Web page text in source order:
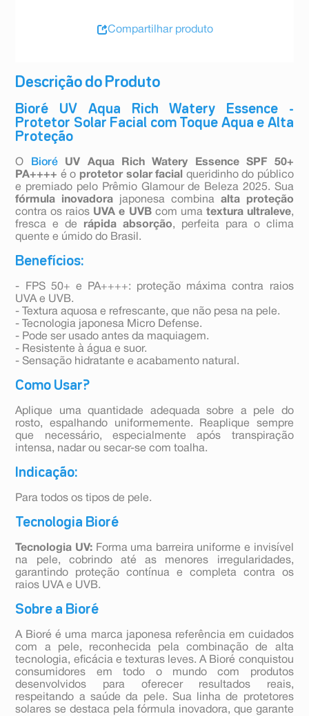
Descrição do Produto
Bioré UV Aqua Rich Watery Essence -
Protetor Solar Facial com Toque Aqua e Alta
Proteção
O Bioré UV Aqua Rich Watery Essence SPF 50+
PA++++ é o protetor solar facial
queridinho do público
e premiado pelo Prêmio Glamour de Beleza 2025. Sua
fórmula inovadora japonesa combina alta proteção
contra os raios UVA e UVBcom uma textura ultraleve,
fresca e de rápida absorção, perfeita para o clima
quente e úmido do Brasil.
Benefícios:
- FPS 50+ e PA++++: proteção máxima contra raios
UVA e UVB.
- Textura aquosa e refrescante, que não pesa na pele.
- Tecnologia japonesa Micro Defense.
- Pode ser usado antes da maquiagem.
- Resistente à água e suor.
- Sensação hidratante e acabamento natural.
Como Usar?
Aplique uma quantidade adequada sobre a pele do
rosto, espalhando uniformemente. Reaplique sempre
que necessário, especialmente após transpiração
intensa, nadar ou secar-se com toalha.
Indicação:
Para todos os tipos de pele.
Tecnologia Bioré
Tecnologia UV: Forma uma barreira uniforme e invisível
na pele, cobrindo até as menores irregularidades,
garantindo proteção contínua e completa contra os
raios UVA e UVB.
Sobre a Bioré
A Bioré é uma marca japonesa referência em cuidados
com a pele, reconhecida pela combinação de alta
tecnologia, eficácia e texturas leves. A Bioré conquistou
consumidores em todo o mundo com produtos
desenvolvidos para oferecer resultados reais,
respeitando a saúde da pele. Sua linha de protetores
solares se destaca pela fórmula inovadora, que garante
Compartilhar produto